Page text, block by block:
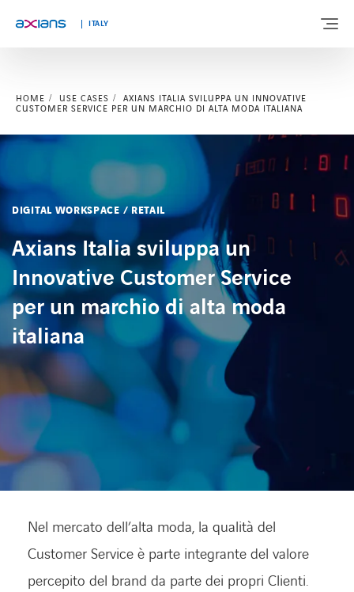
ITALY
CHI SIAMO
SOLUZIONI
SERVIZI
MERCATI
INNOVAZIONE
NEWS E APPROFONDIMENTI
Lavora con noi
Contatti
CHI SIAMO
SOLUZIONI
SERVIZI
MERCATI
INNOVAZIONE
NEWS E APPROFONDIMENTI
Lavora con noi
Contatti
Search
keywords
HOME USE CASES
AXIANS ITALIA SVILUPPA UN INNOVATIVE
CUSTOMER SERVICE PER UN MARCHIO DI ALTA MODA ITALIANA
DIGITAL WORKSPACE / RETAIL
Axians Italia sviluppa un
Innovative Customer Service
per un marchio di alta moda
italiana
Nel mercato dell’alta moda, la qualità del
Customer Service è parte integrante del valore
percepito del brand da parte dei propri Clienti.